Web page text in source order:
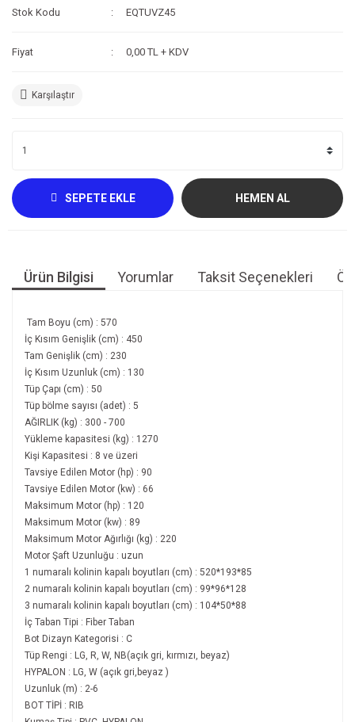
Stok Kodu EQTUVZ45
Fiyat 0,00 TL + KDV
Karşılaştır
SEPETE EKLE HEMEN AL
Ürün Bilgisi Yorumlar Taksit Seçenekleri
Tam Boyu (cm) : 570
İç Kısım Genişlik (cm) : 450
Tam Genişlik (cm) : 230
İç Kısım Uzunluk (cm) : 130
Tüp Çapı (cm) : 50
Tüp bölme sayısı (adet) : 5
AĞIRLIK (kg) : 300 - 700
Yükleme kapasitesi (kg) : 1270
Kişi Kapasitesi : 8 ve üzeri
Tavsiye Edilen Motor (hp) : 90
Tavsiye Edilen Motor (kw) : 66
Maksimum Motor (hp) : 120
Maksimum Motor (kw) : 89
Maksimum Motor Ağırlığı (kg) : 220
Motor Şaft Uzunluğu : uzun
1 numaralı kolinin kapalı boyutları (cm) : 520*193*85
2 numaralı kolinin kapalı boyutları (cm) : 99*96*128
3 numaralı kolinin kapalı boyutları (cm) : 104*50*88
İç Taban Tipi : Fiber Taban
Bot Dizayn Kategorisi : C
Tüp Rengi : LG, R, W, NB(açık gri, kırmızı, beyaz)
HYPALON : LG, W (açık gri,beyaz )
Uzunluk (m) : 2-6
BOT TİPİ : RIB